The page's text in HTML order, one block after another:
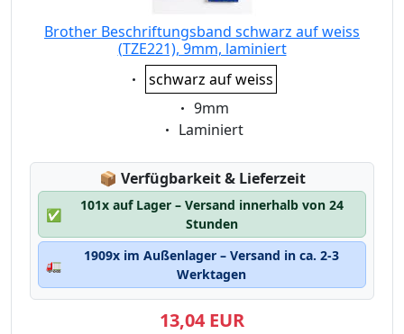
Brother Beschriftungsband schwarz auf weiss
(TZE221), 9mm, laminiert
Eigenschaft:
schwarz auf weiss
Eigenschaft:
9mm
Eigenschaft:
Laminiert
📦 Lagerstatus:
Verfügbarkeit & Lieferzeit
✅
101x auf Lager – Versand innerhalb von 24
Stunden
🚛
1909x im Außenlager – Versand in ca. 2-3
Werktagen
13,04 EUR